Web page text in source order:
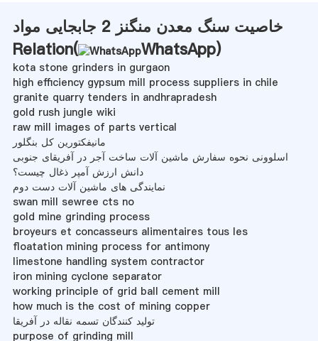
خاصیت سنگ معدن منگنز 2 جابجایی مواد
Relation(
WhatsApp)
kota stone grinders in gurgaon
high efficiency gypsum mill process suppliers in chile
granite quarry tenders in andhrapradesh
gold rush jungle wiki
raw mill images of parts vertical
مانیفکتورین کل بنگلور
اسلوونی نحوه سفارش ماشین آلات ساخت آجر در آفریقای جنوبی
دانش ارزش آمپر ذغال چیست؟
نمایندگی های ماشین آلات دست دوم
swan mill sewree cts no
gold mine grinding process
broyeurs et concasseurs alimentaires tous les
floatation mining process for antimony
limestone handling system contractor
iron mining cyclone separator
working principle of grid ball cement mill
how much is the cost of mining copper
تولید کنندگان تسمه نقاله در آفریقا
purpose of grinding mill